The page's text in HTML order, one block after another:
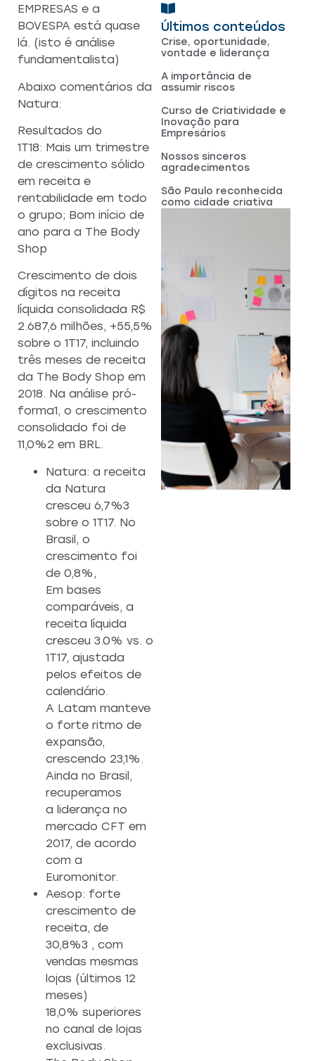
EMPRESAS e a
BOVESPA está quase
lá. (isto é análise
fundamentalista)
Abaixo comentários da
Natura:
Resultados do
1T18: Mais um trimestre
de crescimento sólido
em receita e
rentabilidade em todo
o grupo; Bom início de
ano para a The Body
Shop
Crescimento de dois
dígitos na receita
líquida consolidada R$
2.687,6 milhões, +55,5%
sobre o 1T17, incluindo
três meses de receita
da The Body Shop em
2018. Na análise pró-
forma1, o crescimento
consolidado foi de
11,0%2 em BRL.
Natura: a receita
da Natura
cresceu 6,7%3
sobre o 1T17. No
Brasil, o
crescimento foi
de 0,8%,
Em bases
comparáveis, a
receita líquida
cresceu 3.0% vs. o
1T17, ajustada
pelos efeitos de
calendário.
A Latam manteve
o forte ritmo de
expansão,
crescendo 23,1%.
Ainda no Brasil,
recuperamos
a liderança no
mercado CFT em
2017, de acordo
com a
Euromonitor.
Aesop: forte
crescimento de
receita, de
30,8%3 , com
vendas mesmas
lojas (últimos 12
meses)
18,0% superiores
no canal de lojas
exclusivas.
Últimos conteúdos
Crise, oportunidade,
vontade e liderança
A importância de
assumir riscos
Curso de Criatividade e
Inovação para
Empresários
Nossos sinceros
agradecimentos
São Paulo reconhecida
como cidade criativa